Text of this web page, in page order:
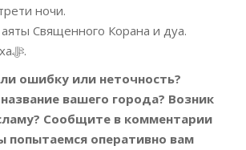
ночи.
Священного Корана и дуа.
Имена Аллахаﷻ.
ошибку или неточность?
вашего города? Возник
Сообщите в комментарии
попытаемся оперативно вам